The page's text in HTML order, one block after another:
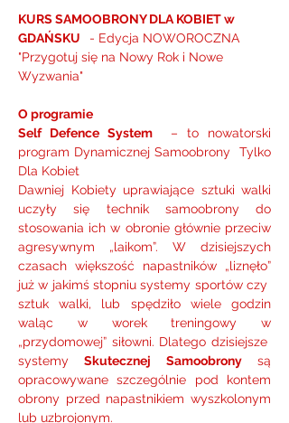
KURS SAMOOBRONY DLA KOBIET w
GDAŃSKU
- Edycja NOWOROCZNA
"Przygotuj się na Nowy Rok i Nowe
Wyzwania"
O programie
Self Defence System – to nowatorski
program Dynamicznej Samoobrony  Tylko
Dla Kobiet
Dawniej Kobiety uprawiające sztuki walki
uczyły się technik samoobrony do
stosowania ich w obronie głównie przeciw
agresywnym „laikom”. W dzisiejszych
czasach większość napastników „liznęło”
już w jakimś stopniu systemy sportów czy
sztuk walki, lub spędziło wiele godzin
waląc w worek treningowy w
„przydomowej” siłowni. Dlatego dzisiejsze
systemy Skutecznej Samoobrony są
opracowywane szczególnie pod kontem
obrony przed napastnikiem wyszkolonym
lub uzbrojonym.